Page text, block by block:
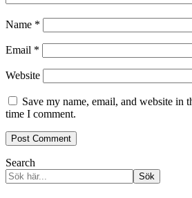
Name *
Email *
Website
Save my name, email, and website in
time I comment.
Search
Sök